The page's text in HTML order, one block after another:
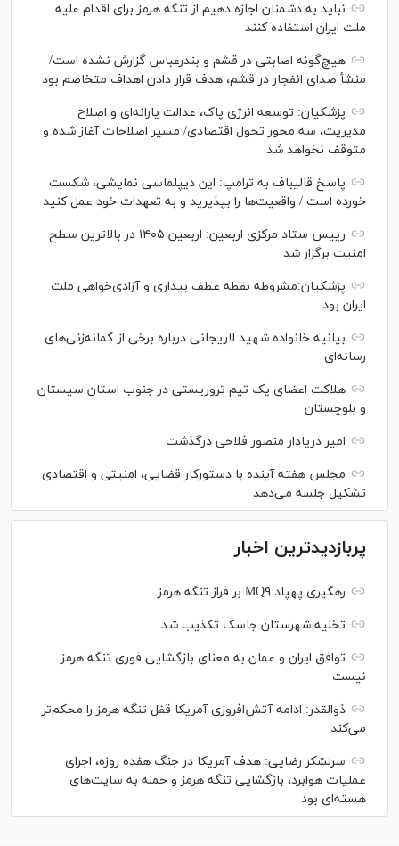
نباید به دشمنان اجازه دهیم از تنگه هرمز برای اقدام علیه
ملت ایران استفاده کنند
هیچ‌گونه اصابتی در قشم و بندرعباس گزارش نشده است/
منشأ صدای انفجار در قشم، هدف قرار دادن اهداف متخاصم بود
پزشکیان: توسعه انرژی پاک، عدالت یارانه‌ای و اصلاح
مدیریت، سه محور تحول اقتصادی/ مسیر اصلاحات آغاز شده و
متوقف نخواهد شد
پاسخ قالیباف به ترامپ: این دیپلماسی نمایشی، شکست
خورده است / واقعیت‌ها را بپذیرید و به تعهدات خود عمل کنید
رییس ستاد مرکزی اربعین: اربعین ۱۴۰۵ در بالاترین سطح
امنیت برگزار شد
پزشکیان:مشروطه نقطه عطف بیداری و آزادی‌خواهی ملت
ایران بود
بیانیه خانواده شهید لاریجانی درباره برخی از گمانه‌زنی‌های
رسانه‌ای
هلاکت اعضای یک تیم تروریستی در جنوب استان سیستان
و بلوچستان
امیر دریادار منصور فلاحی درگذشت
مجلس هفته آینده با دستورکار قضایی، امنیتی و اقتصادی
تشکیل جلسه می‌دهد
پربازدیدترین اخبار
رهگیری پهپاد MQ۹ بر فراز تنگه هرمز
تخلیه شهرستان جاسک تکذیب شد
توافق ایران و عمان به معنای بازگشایی فوری تنگه هرمز
نیست
ذوالقدر: ادامه آتش‌افروزی آمریکا قفل تنگه هرمز را محکم‌تر
می‌کند
سرلشکر رضایی: هدف آمریکا در جنگ هفده روزه، اجرای
عملیات هوابرد، بازگشایی تنگه هرمز و حمله به سایت‌های
هسته‌ای بود